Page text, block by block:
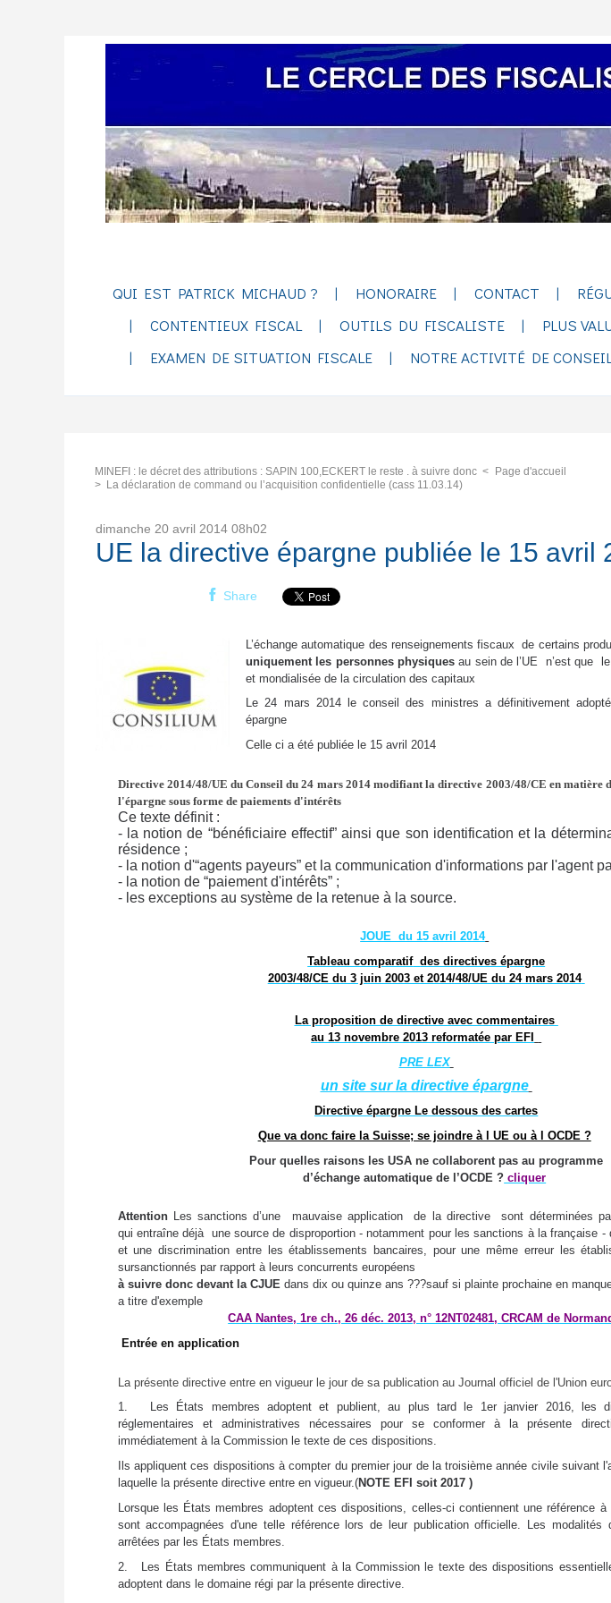
QUI EST PATRICK MICHAUD ? HONORAIRE CONTACT
CONTENTIEUX FISCAL
OUTILS DU FISCALISTE PLUS
EXAMEN DE SITUATION FISCALE
NOTRE ACTIVITÉ DE
MINEFI : le décret des attributions : SAPIN 100,ECKERT le reste . à suivre donc
Page d'accueil
La déclaration de command ou l’acquisition confidentielle (cass 11.03.14)
dimanche 20 avril 2014 08h02
UE la directive épargne publiée le 15 avril
Share
L’échange automatique des renseignements fiscaux de certains
uniquement les personnes physiques au sein de l’UE n’est que
et mondialisée de la circulation des capitaux
Le 24 mars 2014 le conseil des ministres a définitivement
épargne
Celle ci a été publiée le 15 avril 2014
Directive 2014/48/UE du Conseil du 24 mars 2014 modifiant la directive 2003/48/CE en matière
l'épargne sous forme de paiements d'intérêts
Ce texte définit :
- la notion de “bénéficiaire effectif” ainsi que son identification et la
résidence ;
- la notion d'“agents payeurs” et la communication d'informations par l'agent
- la notion de “paiement d'intérêts” ;
- les exceptions au système de la retenue à la source.
JOUE du 15 avril 2014
Tableau comparatif des directives épargne
2003/48/CE du 3 juin 2003 et 2014/48/UE du 24 mars 2014
La proposition de directive avec commentaires
au 13 novembre 2013 reformatée par EFI
PRE LEX
un site sur la directive épargne
Directive épargne Le dessous des cartes
Que va donc faire la Suisse; se joindre à l UE ou à l OCDE ?
Pour quelles raisons les USA ne collaborent pas au programme
d’échange automatique de l’OCDE ? cliquer
Attention Les sanctions d’une mauvaise application de la directive
sont déterminées
qui entraîne déjà une source de disproportion - notamment pour les sanctions à la française -
et une discrimination entre les établissements bancaires, pour une même erreur les
sursanctionnés par rapport à leurs concurrents européens
à suivre donc devant la CJUEdans dix ou quinze ans ???sauf si plainte prochaine en
a titre d'exemple
CAA Nantes, 1re ch., 26 déc. 2013, n° 12NT02481, CRCAM de
Entrée en application
La présente directive entre en vigueur le jour de sa publication au Journal officiel de l'Union
1. Les États membres adoptent et publient, au plus tard le 1er janvier 2016, les
réglementaires et administratives nécessaires pour se conformer à la présente
immédiatement à la Commission le texte de ces dispositions.
Ils appliquent ces dispositions à compter du premier jour de la troisième année civile suivant
laquelle la présente directive entre en vigueur.(NOTE EFI soit 2017 )
Lorsque les États membres adoptent ces dispositions, celles-ci contiennent une référence
sont accompagnées d'une telle référence lors de leur publication officielle. Les modalités
arrêtées par les États membres.
2. Les États membres communiquent à la Commission le texte des dispositions
adoptent dans le domaine régi par la présente directive.